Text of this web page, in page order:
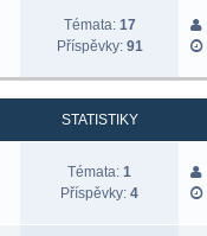
Témata: 17
Příspěvky: 91
STATISTIKY
Témata: 1
Příspěvky: 4